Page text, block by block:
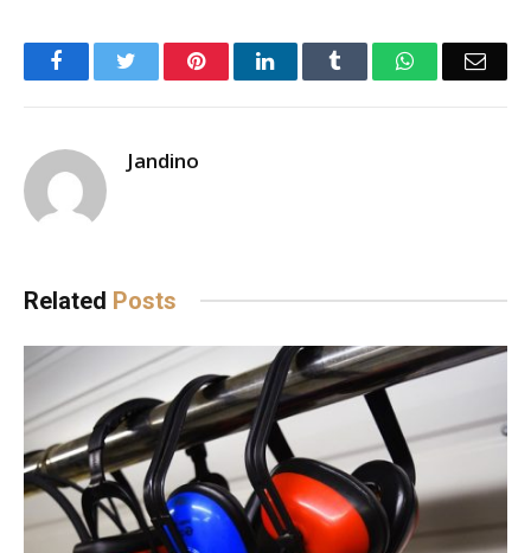
FacebookTwitter PinterestLinkedIn Tumblr WhatsApp
Jandino
Related Posts